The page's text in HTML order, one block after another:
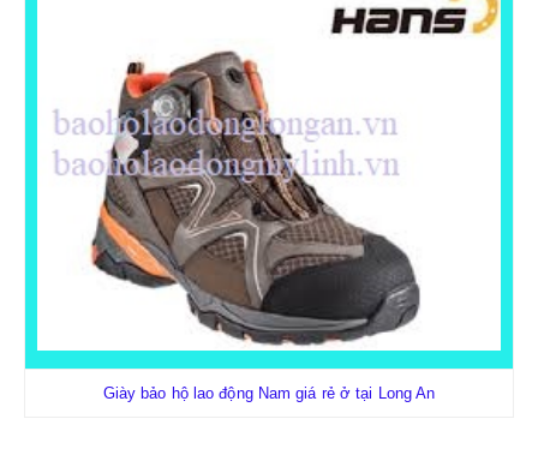
Giày bảo hộ lao động Nam giá rẻ ở tại Long An